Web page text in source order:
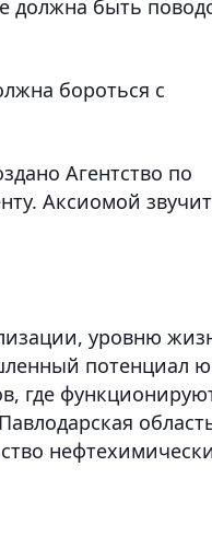
должна быть
бороться с
Агентство по
Аксиомой звучит
уровню
потенциал
где